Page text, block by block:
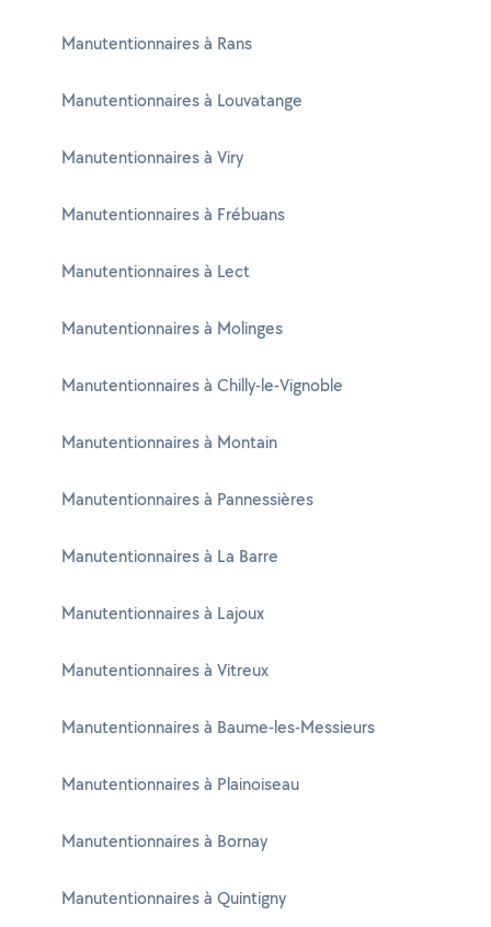
Manutentionnaires à Rans
Manutentionnaires à Louvatange
Manutentionnaires à Viry
Manutentionnaires à Frébuans
Manutentionnaires à Lect
Manutentionnaires à Molinges
Manutentionnaires à Chilly-le-Vignoble
Manutentionnaires à Montain
Manutentionnaires à Pannessières
Manutentionnaires à La Barre
Manutentionnaires à Lajoux
Manutentionnaires à Vitreux
Manutentionnaires à Baume-les-Messieurs
Manutentionnaires à Plainoiseau
Manutentionnaires à Bornay
Manutentionnaires à Quintigny